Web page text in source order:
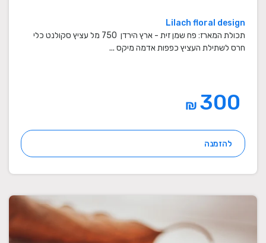
Lilach floral design
תכולת המארז: פח שמן זית - ארץ הירדן 750 מל עציץ סקולנט כלי
חרס לשתילת העציץ כפפות אדמה מיקס ...
₪
להזמנה